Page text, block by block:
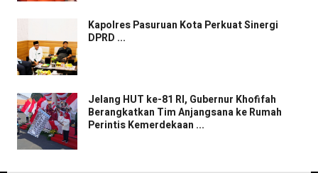
Kapolres Pasuruan Kota Perkuat Sinergi
DPRD ...
Jelang HUT ke-81 RI, Gubernur Khofifah
Berangkatkan Tim Anjangsana ke Rumah
Perintis Kemerdekaan ...